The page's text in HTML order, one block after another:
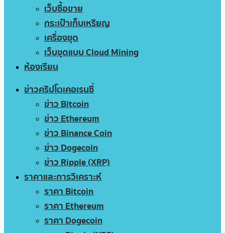
เว็บซื้อขาย
กระเป๋าเก็บเหรียญ
เครื่องขุด
เว็บขุดแบบ Cloud Mining
ห้องเรียน
ข่าวคริปโตเคอเรนซี่
ข่าว Bitcoin
ข่าว Ethereum
ข่าว Binance Coin
ข่าว Dogecoin
ข่าว Ripple (XRP)
ราคาและการวิเคราะห์
ราคา Bitcoin
ราคา Ethereum
ราคา Dogecoin